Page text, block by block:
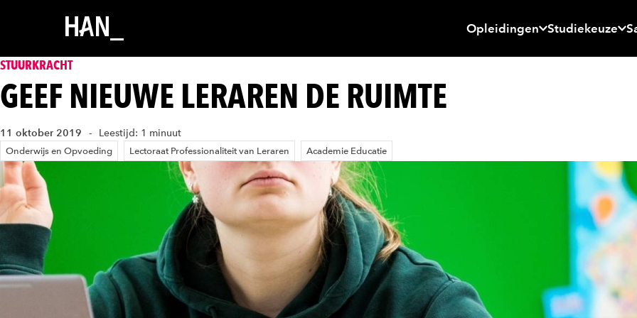
Opleidingen Studiekeuze
STUURKRACHT
GEEF NIEUWE LERAREN DE RUIMTE
11 oktober 2019 Leestijd: 1 minuut
Onderwijs en Opvoeding Lectoraat Professionaliteit van Leraren Academie Educatie